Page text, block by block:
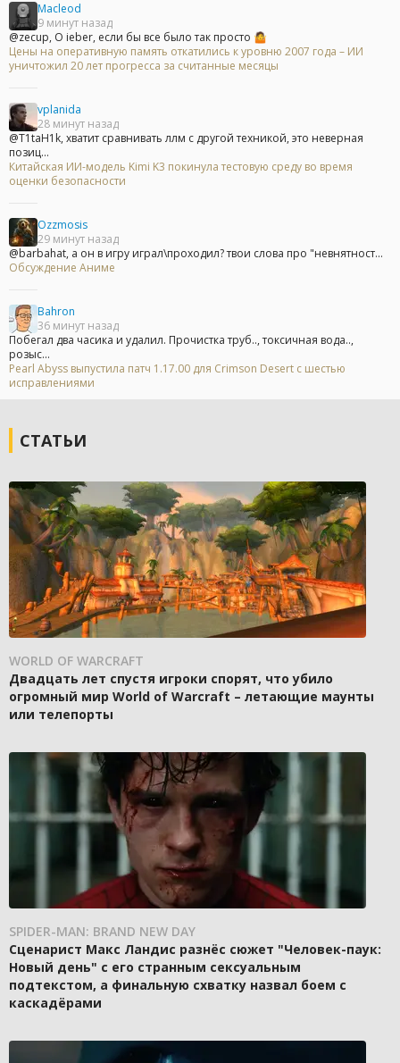
Macleod
9 минут назад
@zecup, О ieber, если бы все было так просто 🤷
Цены на оперативную память откатились к уровню 2007 года – ИИ
уничтожил 20 лет прогресса за считанные месяцы
vplanida
28 минут назад
@T1taH1k, хватит сравнивать ллм с другой техникой, это неверная
позиц...
Китайская ИИ-модель Kimi K3 покинула тестовую среду во время
оценки безопасности
Ozzmosis
29 минут назад
@barbahat, а он в игру играл\проходил? твои слова про "невнятност...
Обсуждение Аниме
Bahron
36 минут назад
Побегал два часика и удалил. Прочистка труб.., токсичная вода..,
розыс...
Pearl Abyss выпустила патч 1.17.00 для Crimson Desert с шестью
исправлениями
СТАТЬИ
WORLD OF WARCRAFT
Двадцать лет спустя игроки спорят, что убило
огромный мир World of Warcraft – летающие маунты
или телепорты
SPIDER-MAN: BRAND NEW DAY
Сценарист Макс Ландис разнёс сюжет "Человек-паук:
Новый день" с его странным сексуальным
подтекстом, а финальную схватку назвал боем с
каскадёрами